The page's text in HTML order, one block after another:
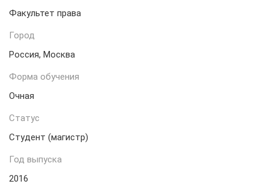
Факультет права
Город
Россия, Москва
Форма обучения
Очная
Статус
Студент (магистр)
Год выпуска
2016